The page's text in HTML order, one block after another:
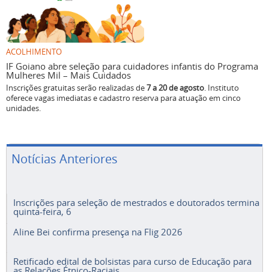
ACOLHIMENTO
IF Goiano abre seleção para cuidadores infantis do Programa
Mulheres Mil – Mais Cuidados
Inscrições gratuitas serão realizadas de7 a 20 de agosto. Instituto
oferece vagas imediatas e cadastro reserva para atuação em cinco
unidades.
Notícias Anteriores
Inscrições para seleção de mestrados e doutorados termina
quinta-feira, 6
Aline Bei confirma presença na Flig 2026
Retificado edital de bolsistas para curso de Educação para